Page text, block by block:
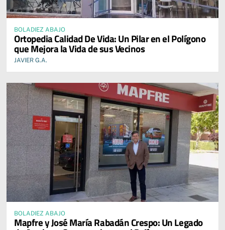
BOLADIEZ ABAJO
Ortopedia Calidad De Vida: Un Pilar en el Polígono
que Mejora la Vida de sus Vecinos
JAVIER G.A.
BOLADIEZ ABAJO
Mapfre y José María Rabadán Crespo: Un Legado